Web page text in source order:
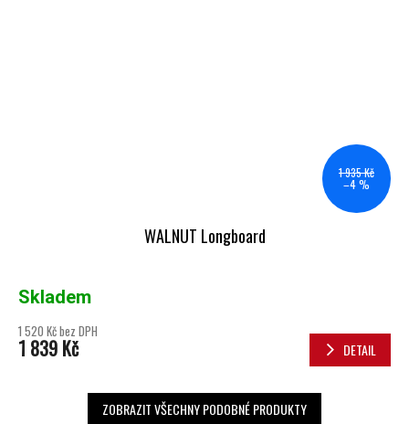
1 935 Kč
–4 %
WALNUT Longboard
Skladem
1 520 Kč bez DPH
1 839 Kč DETAIL
ZOBRAZIT VŠECHNY PODOBNÉ PRODUKTY